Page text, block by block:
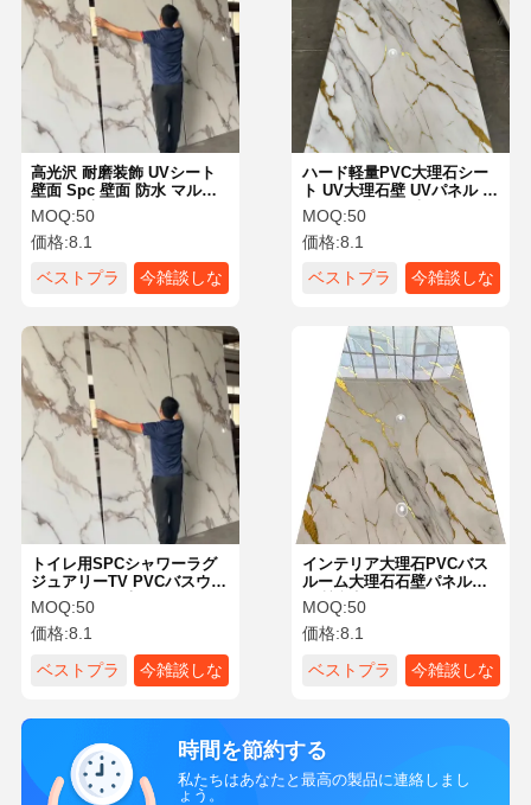
高光沢 耐磨装飾 UVシート
壁面 Spc 壁面 防水 マルブ
ル Pvc 壁面
MOQ:50
価格:8.1
ベストプラ
今雑談しな
ハード軽量PVC大理石シー
ト UV大理石壁 UVパネル プ
ラスチックPVC大理石シー
ト PVC壁パネル UVボード
MOQ:50
価格:8.1
ベストプラ
今雑談しな
トイレ用SPCシャワーラグ
ジュアリーTV PVCバスウォ
ールパネル、大理石UVシー
ト PVC 3mm UV 3Dパネ
ル、エンボスパネルウォー
MOQ:50
価格:8.1
ベストプラ
今雑談しな
インテリア大理石PVCバス
ルーム大理石石壁パネル高
品質防水パネルPVCシート
屋内壁パネル大理石
MOQ:50
価格:8.1
ベストプラ
今雑談しな
時間を節約する
私たちはあなたと最高の製品に連絡しまし
ょう。